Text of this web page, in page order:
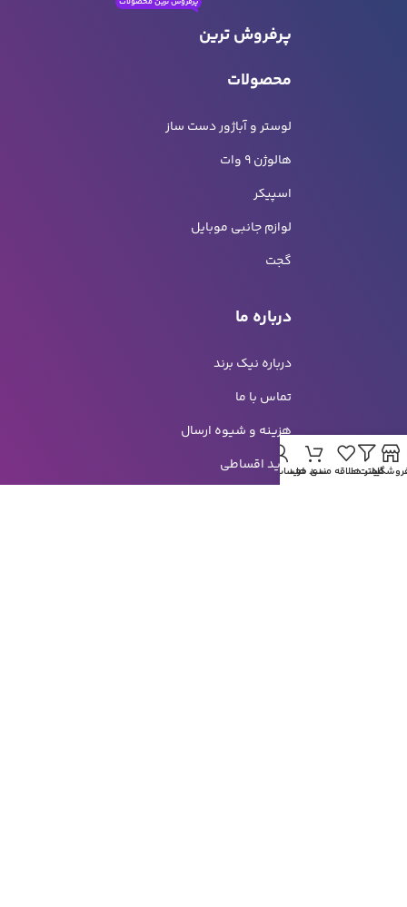
پرفروش ترین
محصولات
لوستر و آباژور دست ساز
هالوژن 9 وات
اسپیکر
لوازم جانبی موبایل
گجت
درباره ما
درباره نیک برند
تماس با ما
هزینه و شیوه ارسال
خرید اقساطی
فیلتر ها
لیست علاقه مندی ها
سبد خریدحساب من